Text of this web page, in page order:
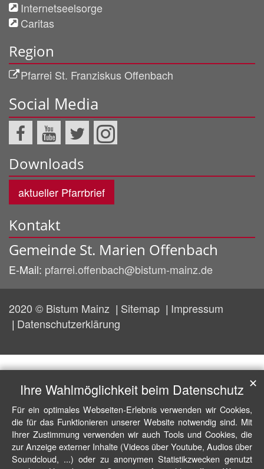
Internetseelsorge
Caritas
Region
Pfarrei St. Franziskus Offenbach
Social Media
Downloads
aktueller Pfarrbrief
Kontakt
Gemeinde St. Marien Offenbach
E-Mail: pfarrei.offenbach@bistum-mainz.de
2020 © Bistum Mainz Sitemap
Impressum
Datenschutzerklärung
Ihre Wahlmöglichkeit beim Datenschutz
Für ein optimales Webseiten-Erlebnis verwenden wir Cookies,
die für das Funktionieren unserer Website notwendig sind. Mit
Ihrer Zustimmung verwenden wir auch Tools und Cookies, die
zur Anzeige externer Inhalte (Videos über Youtube, Audios über
Soundcloud, ...) oder zu anonymen Statistikzwecken genutzt
✕